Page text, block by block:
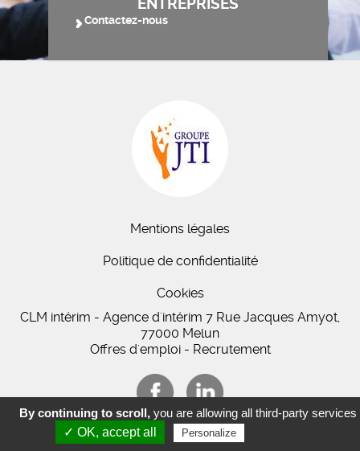
Contactez-nous
Mentions légales
Politique de confidentialité
Cookies
CLM intérim - Agence d'intérim 7 Rue Jacques Amyot,
77000 Melun
Offres d'emploi - Recrutement
By continuing to scroll, you are allowing all third-party services
✓ OK, accept all
Personalize